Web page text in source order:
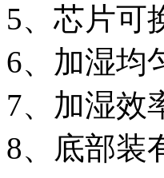
5、芯片可
6、加湿均
7、加湿效
8、底部装